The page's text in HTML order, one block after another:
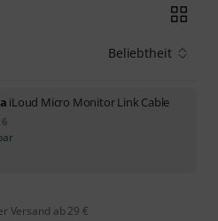
Beliebtheit
iLoud Micro Monitor Link Cable
6
Versand ab 29 €